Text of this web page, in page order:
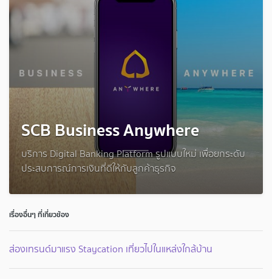
SCB Business Anywhere
บริการ Digital Banking Platform รูปแบบใหม่ เพื่อยกระดับ
ประสบการณ์การเงินที่ดีให้กับลูกค้าธุรกิจ
เรื่องอื่นๆ ที่เกี่ยวข้อง
ส่องเทรนด์มาแรง Staycation เที่ยวไปในแหล่งใกล้บ้าน